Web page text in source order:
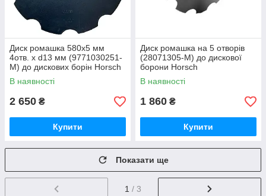
Диск ромашка 580х5 мм
4отв. х d13 мм (9771030251-
M) до дискових борін Horsch
В наявності
2 650 ₴
Купити
Диск ромашка на 5 отворів
(28071305-M) до дискової
борони Horsch
В наявності
1 860 ₴
Купити
Показати ще
1 / 3